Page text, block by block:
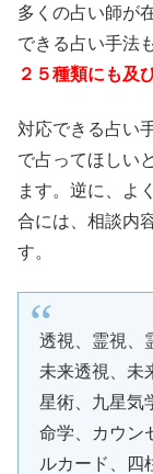
多くの占い師が
できる占い手法
２５種類にも及
対応できる占い
で占ってほしい
ます。逆に、よ
合には、相談内
す。
透視、霊視、
未来透視、未
星術、九星気
命学、カウン
ルカード、四